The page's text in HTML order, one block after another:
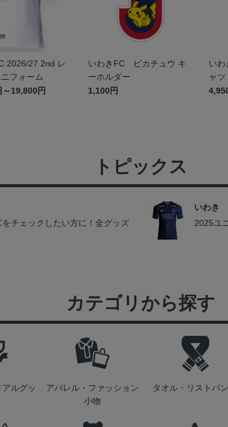
2026/27 2nd レ
フォーム
19,800円
いわきFC ピカチュウ キ
ーホルダー
1,100円
い
ャツ
トピックス
チェックしたい方に！全グッズ
いわき
2025ユ
カテゴリから探す
ルグッ
アパレル・ファッション
小物
タオル・リストバ